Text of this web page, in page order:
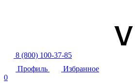
8 (800) 100-37-85
Профиль
Избранное
0